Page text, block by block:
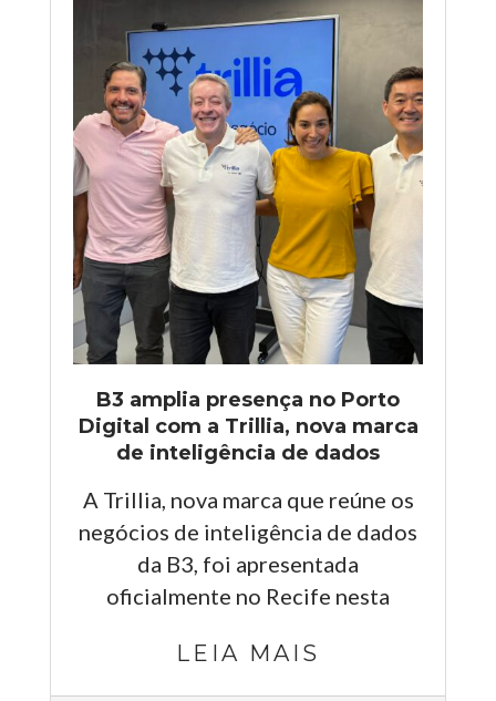
B3 amplia presença no Porto
Digital com a Trillia, nova marca
de inteligência de dados
A Trillia, nova marca que reúne os
negócios de inteligência de dados
da B3, foi apresentada
oficialmente no Recife nesta
LEIA MAIS